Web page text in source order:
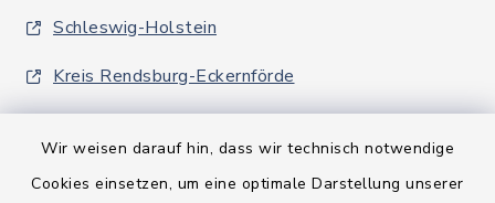
Wir weisen darauf hin, dass wir technisch notwendige
Cookies einsetzen, um eine optimale Darstellung unserer
Schleswig-Holstein
Kreis Rendsburg-Eckernförde